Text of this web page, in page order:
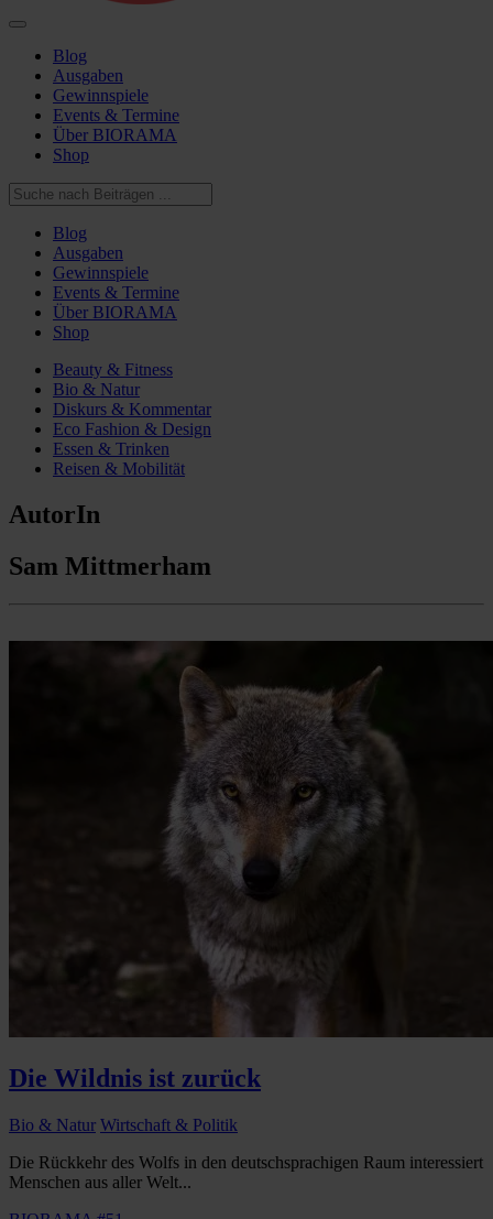
Blog
Ausgaben
Gewinnspiele
Events & Termine
Über BIORAMA
Shop
Blog
Ausgaben
Gewinnspiele
Events & Termine
Über BIORAMA
Shop
Beauty & Fitness
Bio & Natur
Diskurs & Kommentar
Eco Fashion & Design
Essen & Trinken
Reisen & Mobilität
AutorIn
Sam Mittmerham
Die Wildnis ist zurück
Bio & Natur Wirtschaft & Politik
Die Rückkehr des Wolfs in den deutschsprachigen Raum interessiert
Menschen aus aller Welt...